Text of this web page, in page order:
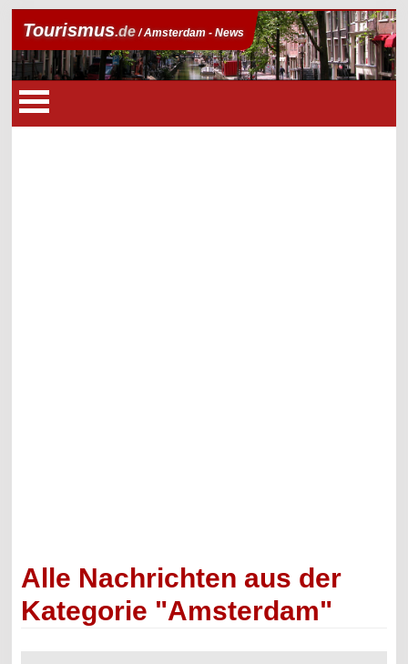
Tourismus.de/ Amsterdam - News
Alle Nachrichten aus der
Kategorie "Amsterdam"